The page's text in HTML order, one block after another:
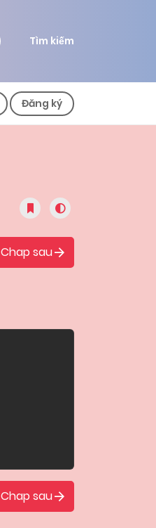
Tìm kiếm
Đăng ký
Chap sau
Chap sau